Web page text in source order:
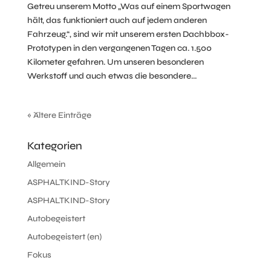
Getreu unserem Motto „Was auf einem Sportwagen
hält, das funktioniert auch auf jedem anderen
Fahrzeug.“, sind wir mit unserem ersten Dachbbox-
Prototypen in den vergangenen Tagen ca. 1.500
Kilometer gefahren. Um unseren besonderen
Werkstoff und auch etwas die besondere...
« Ältere Einträge
Kategorien
Allgemein
ASPHALTKIND-Story
ASPHALTKIND-Story
Autobegeistert
Autobegeistert (en)
Fokus